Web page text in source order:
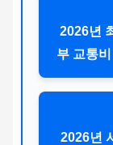
2026년
부 교통
2026년